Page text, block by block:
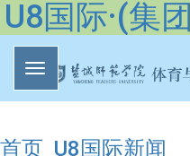
U8国际·(集
首页 U8国际新闻